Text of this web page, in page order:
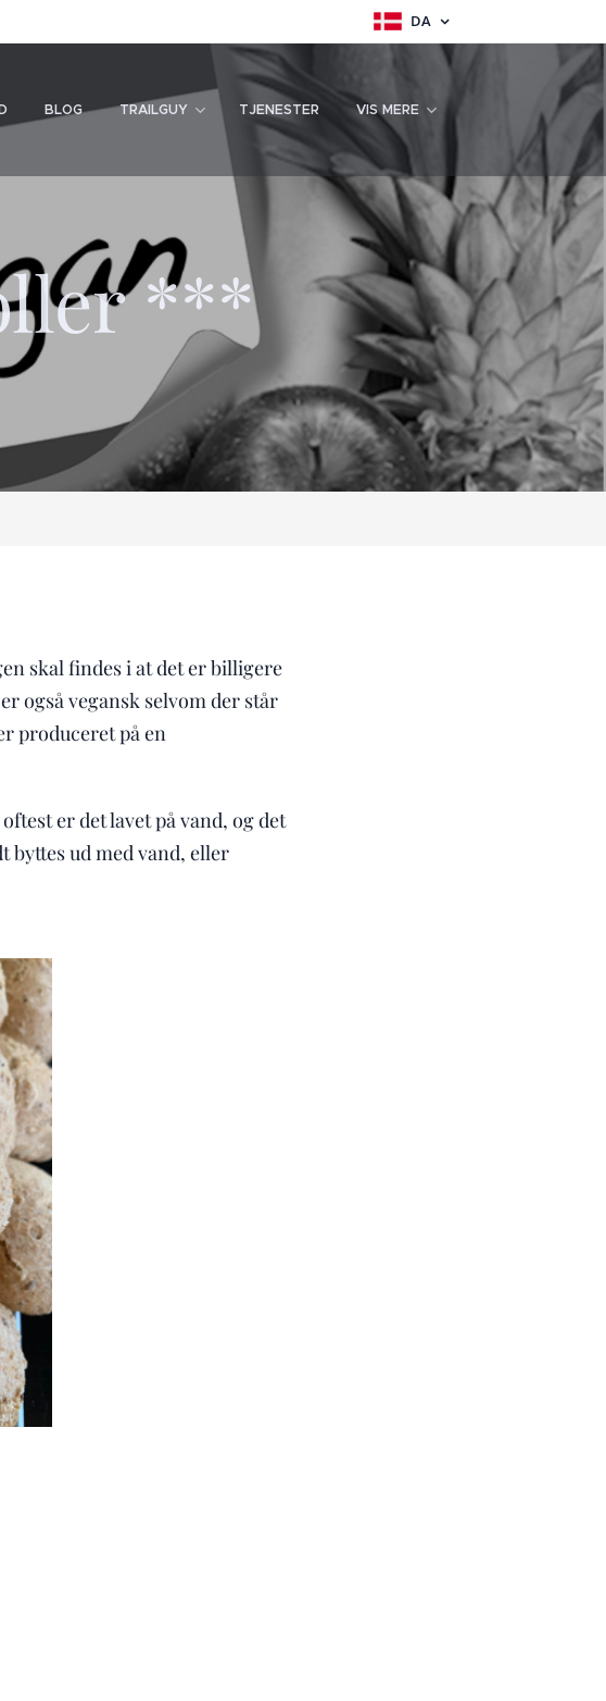
DA
BLOG TRAILGUY TJENESTER VIS MERE
***
skal findes i at det er billigere
også vegansk selvom der står
produceret på en
er det lavet på vand, og det
byttes ud med vand, eller